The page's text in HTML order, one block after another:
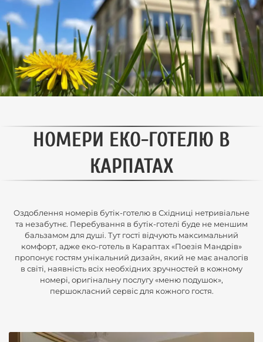
НОМЕРИ ЕКО-ГОТЕЛЮ В
КАРПАТАХ
Оздоблення номерів бутік-готелю в Східниці нетривіальне
та незабутнє. Перебування в бутік-готелі буде не меншим
бальзамом для душі. Тут гості відчують максимальний
комфорт, адже еко-готель в Караптах «Поезія Мандрів»
пропонує гостям унікальний дизайн, який не має аналогів
в світі, наявність всіх необхідних зручностей в кожному
номері, оригінальну послугу «меню подушок»,
першокласний сервіс для кожного гостя.